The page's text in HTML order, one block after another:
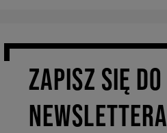
ZAPISZ SIĘ DO
NEWSLETTERA